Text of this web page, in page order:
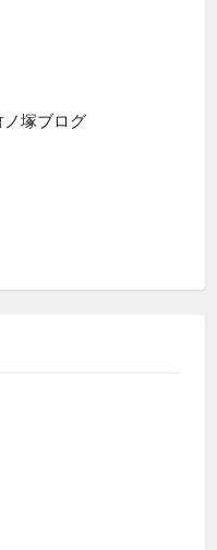
塚ブログ